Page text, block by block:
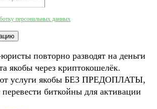
персональных данных
повторно разводят на деньги
якобы через криптокошелёк.
услуги якобы БЕЗ ПРЕДОПЛАТЫ,
биткойны для активации